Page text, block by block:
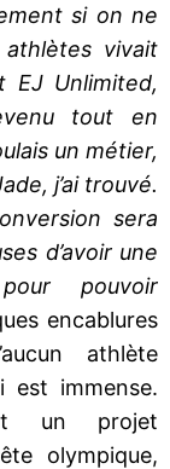
si on ne
vivait
EJ Unlimited,
tout en
un métier,
j’ai trouvé.
sera
d’avoir une
pouvoir
encablures
athlète
est immense.
un projet
olympique,